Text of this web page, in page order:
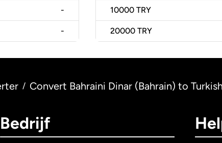
-
-
10000 TRY
20000 TRY
/ Convert Bahraini Dinar (Bahrain) to
Bedrijf